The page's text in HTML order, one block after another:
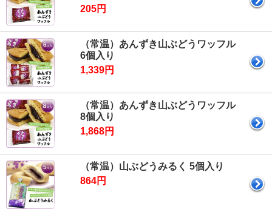
205円
（常温）あんずき山ぶどうワッフル
6個入り
1,339円
（常温）あんずき山ぶどうワッフル
8個入り
1,868円
（常温）山ぶどうみるく 5個入り
864円